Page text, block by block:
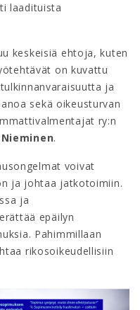
laadituista
keskeisiä ehtoja, kuten
on kuvattu
ja
sekä oikeusturvan
ry:n
.
voivat
ja johtaa jatkotoimiin.
ja
epäilyn
Pahimmillaan
rikosoikeudellisiin